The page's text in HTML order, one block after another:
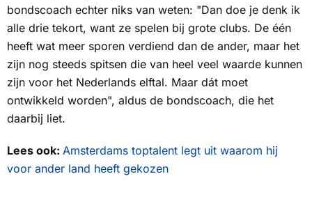
bondscoach echter niks van weten: "Dan doe je denk ik
alle drie tekort, want ze spelen bij grote clubs. De één
heeft wat meer sporen verdiend dan de ander, maar het
zijn nog steeds spitsen die van heel veel waarde kunnen
zijn voor het Nederlands elftal. Maar dát moet
ontwikkeld worden", aldus de bondscoach, die het
daarbij liet.
Lees ook: Amsterdams toptalent legt uit waarom hij
voor ander land heeft gekozen